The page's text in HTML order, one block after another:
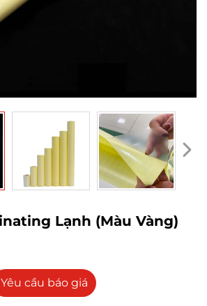
Lạnh (Màu Vàng)
Yêu cầu báo giá